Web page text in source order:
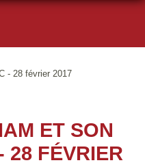
- 28 février 2017
ET SON
28 FÉVRIER